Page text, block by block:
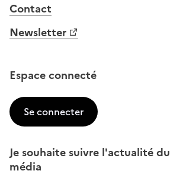
Contact
Newsletter
Espace connecté
Se connecter
Je souhaite suivre l'actualité du
média